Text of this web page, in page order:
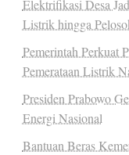
Elektrifikasi Desa
Listrik hingga
Pemerintah Perkuat
Pemerataan Listrik
Presiden Prabowo
Energi Nasional
Bantuan Beras